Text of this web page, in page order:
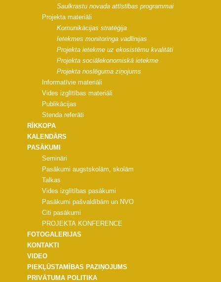
Saulkrastu novada attīstības programmai
Projekta materiāli
Komunikācijas stratēģija
Ietekmes monitoringa vadlīnijas
Projekta ietekme uz ekosistēmu kvalitāti
Projekta sociālekonomiskā ietekme
Projekta noslēguma ziņojums
Informatīvie materiāli
Vides izglītības materiāli
Publikācijas
Stenda referāti
RĪKKOPA
KALENDĀRS
PASĀKUMI
Semināri
Pasākumi augstskolām, skolām
Talkas
Vides izglītības pasākumi
Pasākumi pašvaldībām un NVO
Citi pasākumi
PROJEKTA KONFERENCE
FOTOGALERIJAS
KONTAKTI
VIDEO
PIEKĻŪSTAMĪBAS PAZIŅOJUMS
PRIVĀTUMA POLITIKA